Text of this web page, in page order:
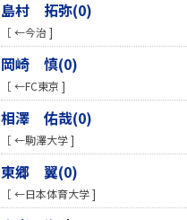
島村 拓弥(0)
［ ←今治 ]
岡崎 慎(0)
［ ←FC東京 ]
相澤 佑哉(0)
［ ←駒澤大学 ]
東郷 翼(0)
［ ←日本体育大学 ]